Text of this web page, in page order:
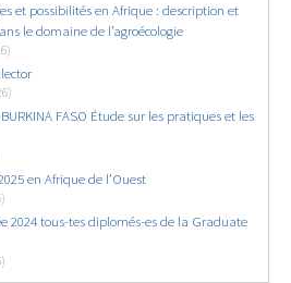
et possibilités en Afrique : description et
le domaine de l’agroécologie
FASO Étude sur les pratiques et les
en Afrique de l’Ouest
2024 tous-tes diplomés-es de la Graduate